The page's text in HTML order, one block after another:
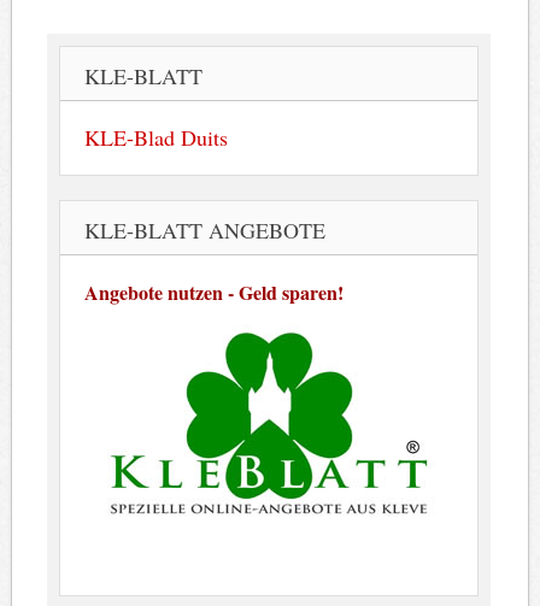
KLE-BLATT
KLE-Blad Duits
KLE-BLATT ANGEBOTE
Angebote nutzen - Geld sparen!